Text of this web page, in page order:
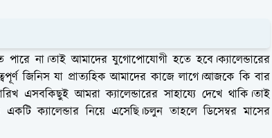
পারে না।তাই আমাদের যুগোপোযোগী হতে হবে।ক্যালেন্ডারের
জিনিস যা প্রাত্যহিক আমাদের কাজে লাগে।আজকে কি বার
আমরা ক্যালেন্ডারের সাহায্যে দেখে থাকি।তাই
ক্যালেন্ডার নিয়ে এসেছি।চলুন তাহলে ডিসেম্বর মাসের